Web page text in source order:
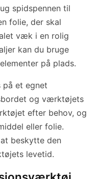
spidspennen til
folie, der skal
væk i en rolig
kan du bruge
på plads.
på et egnet
og værktøjets
efter behov, og
eller folie.
beskytte den
levetid.